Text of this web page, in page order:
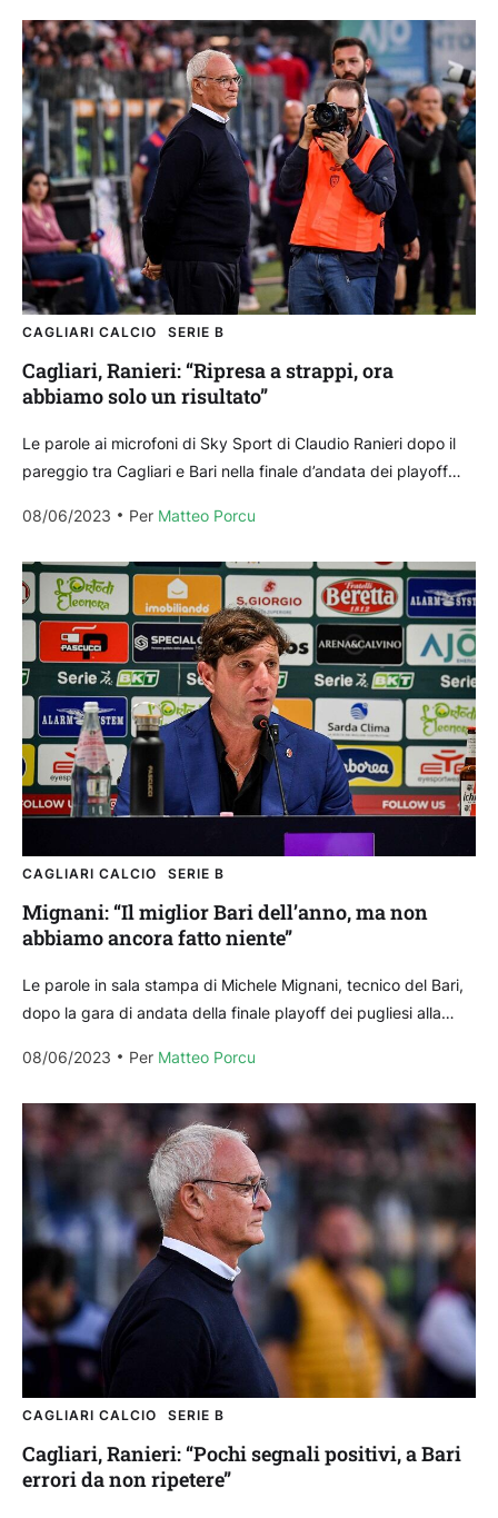
CAGLIARI CALCIO SERIE B
Cagliari, Ranieri: “Ripresa a strappi, ora
abbiamo solo un risultato”
Le parole ai microfoni di Sky Sport di Claudio Ranieri dopo il
pareggio tra Cagliari e Bari nella finale d’andata dei playoff
08/06/2023
Per Matteo Porcu
CAGLIARI CALCIO SERIE B
Mignani: “Il miglior Bari dell’anno, ma non
abbiamo ancora fatto niente”
Le parole in sala stampa di Michele Mignani, tecnico del Bari,
dopo la gara di andata della finale playoff dei pugliesi alla
08/06/2023
Per Matteo Porcu
CAGLIARI CALCIO SERIE B
Cagliari, Ranieri: “Pochi segnali positivi, a Bari
errori da non ripetere”